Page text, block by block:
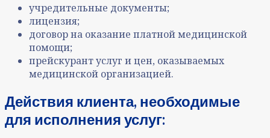
учредительные документы;
лицензия;
договор на оказание платной медицинской
помощи;
прейскурант услуг и цен, оказываемых
медицинской организацией.
Действия клиента, необходимые
для исполнения услуг: